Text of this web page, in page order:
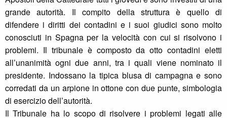
grande autorità. Il compito della struttura è quello di
difendere i diritti dei contadini e i suoi giudici sono molto
conosciuti in Spagna per la velocità con cui si risolvono i
problemi. Il tribunale è composto da otto contadini eletti
all’unanimità ogni due anni, tra i quali viene nominato il
presidente. Indossano la tipica blusa di campagna e sono
corredati da un arpione in ottone con due punte, simbologia
di esercizio dell’autorità.
Il Tribunale ha lo scopo di risolvere i problemi legati alle